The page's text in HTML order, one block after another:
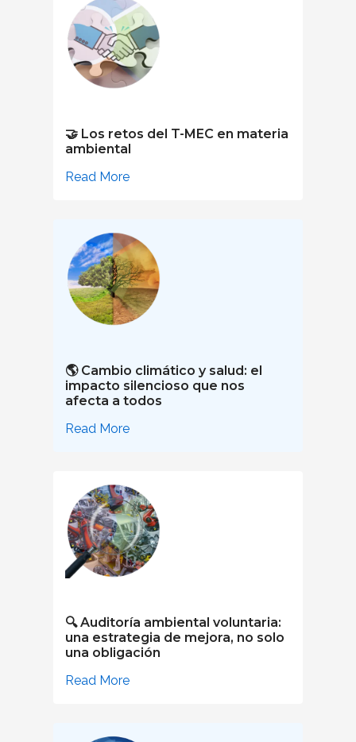
🤝 Los retos del T-MEC en materia
ambiental
Read More
🌎 Cambio climático y salud: el
impacto silencioso que nos
afecta a todos
Read More
🔍 Auditoría ambiental voluntaria:
una estrategia de mejora, no solo
una obligación
Read More